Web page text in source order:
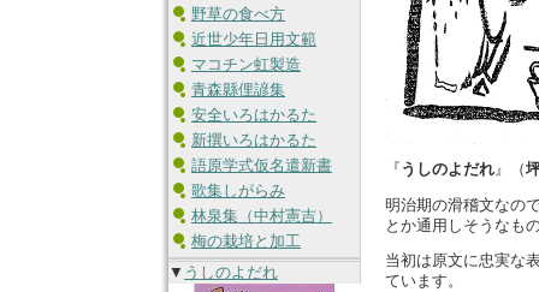
野草の食べ方
近世少年日用文範
マコチン虹製造
青森縣俚諺集
安全いろはかるた
新撰いろはかるた
語原学式仮名遣新書
歌集しがらみ
林泉集（中村憲吉）
梅の栽培と加工
▼ うしのよだれ
『 うしのよだれ 』（
明治期の滑稽文なの
とか通用しそうなも
当初は原文に忠実な
ています。